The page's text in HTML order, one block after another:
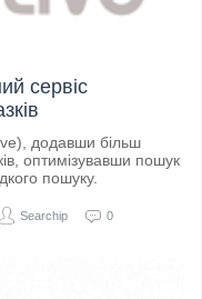
сервіс
додавши більш
оптимізувавши пошук
пошуку.
Searchip 0